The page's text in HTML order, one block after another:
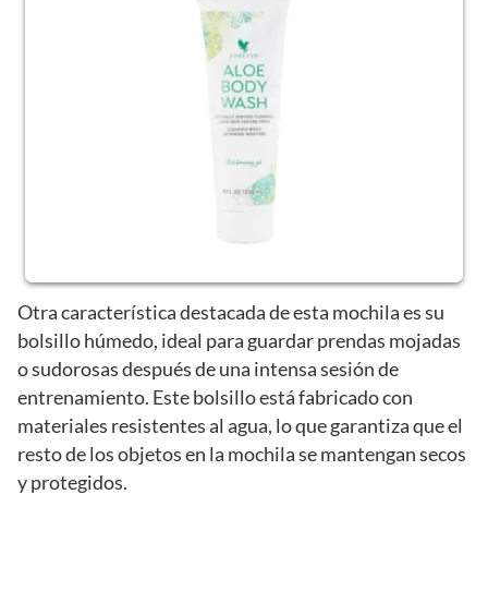
Otra característica destacada de esta mochila es su
bolsillo húmedo, ideal para guardar prendas mojadas
o sudorosas después de una intensa sesión de
entrenamiento. Este bolsillo está fabricado con
materiales resistentes al agua, lo que garantiza que el
resto de los objetos en la mochila se mantengan secos
y protegidos.